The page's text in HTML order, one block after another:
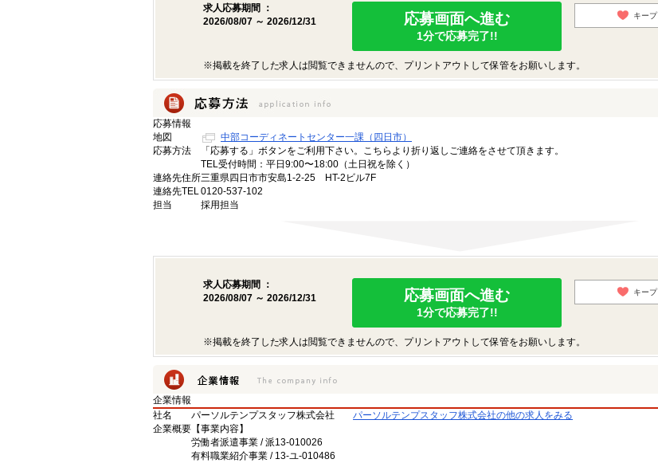
求人応募期間 ：
2026/08/07 ～ 2026/12/31
応募画面へ進む
1分で応募完了!!
キープ
※掲載を終了した求人は閲覧できませんので、プリントアウトして保管をお願いします。
応募情報
地図
中部コーディネートセンター一課（四日市）
応募方法
「応募する」ボタンをご利用下さい。こちらより折り返しご連絡をさせて頂きます。
TEL受付時間：平日9:00〜18:00（土日祝を除く）
連絡先住所三重県四日市市安島1-2-25 HT-2ビル7F
連絡先TEL0120-537-102
担当
採用担当
求人応募期間 ：
2026/08/07 ～ 2026/12/31
応募画面へ進む
1分で応募完了!!
キープ
※掲載を終了した求人は閲覧できませんので、プリントアウトして保管をお願いします。
企業情報
社名
パーソルテンプスタッフ株式会社
パーソルテンプスタッフ株式会社の他の求人をみる
企業概要 【事業内容】
労働者派遣事業 / 派13-010026
有料職業紹介事業 / 13-ユ-010486